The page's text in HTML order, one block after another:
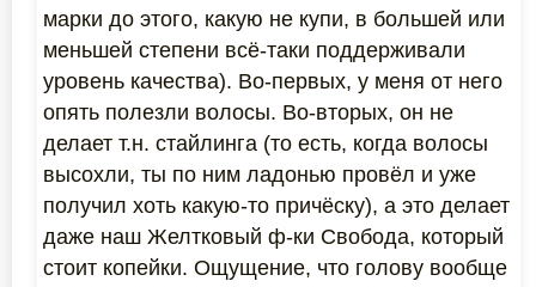
марки до этого, какую не купи, в большей или
меньшей степени всё-таки поддерживали
уровень качества). Во-первых, у меня от него
опять полезли волосы. Во-вторых, он не
делает т.н. стайлинга (то есть, когда волосы
высохли, ты по ним ладонью провёл и уже
получил хоть какую-то причёску), а это делает
даже наш Желтковый ф-ки Свобода, который
стоит копейки. Ощущение, что голову вообще